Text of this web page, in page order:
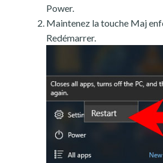
Power.
Maintenez la touche Maj
Redémarrer.